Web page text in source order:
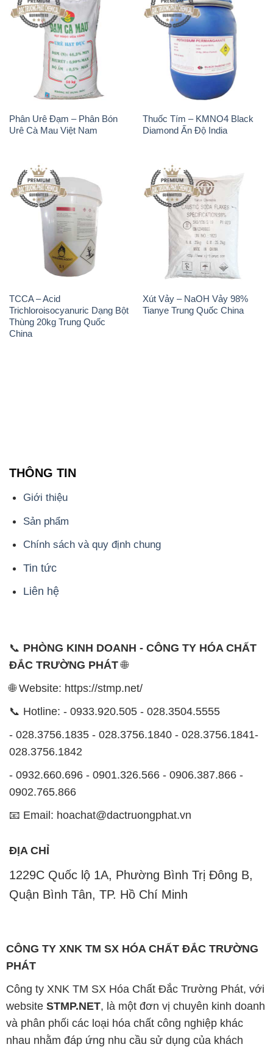
Phân Urê Đạm – Phân Bón
Urê Cà Mau Việt Nam
Thuốc Tím – KMNO4 Black
Diamond Ấn Độ India
TCCA – Acid
Trichloroisocyanuric Dạng Bột
Thùng 20kg Trung Quốc
Xút Vảy – NaOH Vảy 98%
Tianye Trung Quốc China
Chính sách và quy định chung
Tin tức
Liên hệ
📞
PHÒNG KINH DOANH - CÔNG TY HÓA CHẤT
ĐẮC TRƯỜNG PHÁT
- 028.3756.1835 - 028.3756.1840 - 028.3756.1841-
0902.765.866
📧 Email: hoachat@dactruongphat.vn
ĐỊA CHỈ
1229C Quốc lộ 1A, Phường Bình Trị Đông B,
Quận Bình Tân, TP. Hồ Chí Minh
CÔNG TY XNK TM SX HÓA CHẤT ĐẮC TRƯỜNG
PHÁT
và phân phối các loại hóa chất công nghiệp khác
nhau nhằm đáp ứng nhu cầu sử dụng của khách
hàng một cách tốt nhất.
Chúng tôi cam kết mang đến sự hài lòng và đáp ứng
nhu cầu của khách hàng một cách tốt nhất. Hiện nay,
công ty chúng tôi cung cấp các sản phẩm hóa chất